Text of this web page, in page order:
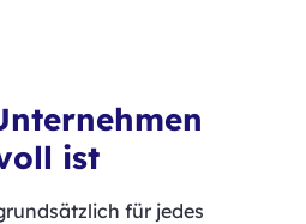
ist
für jedes